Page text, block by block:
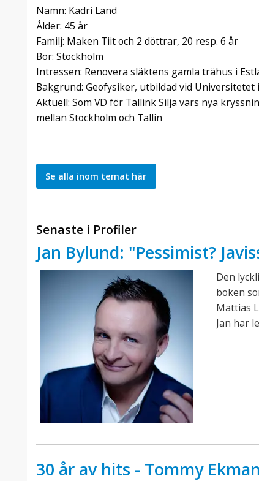
Namn: Kadri Land
Ålder: 45 år
Familj: Maken Tiit och 2 döttrar, 20 resp. 6 år
Bor: Stockholm
Intressen: Renovera släktens gamla trähus i
Bakgrund: Geofysiker, utbildad vid Universitetet
Aktuell: Som VD för Tallink Silja vars nya
mellan Stockholm och Tallin
Se alla inom temat här
Senaste i Profiler
Jan Bylund: "Pessimist?
Den
boken
Mattias
Jan har
30 år av hits - Tommy